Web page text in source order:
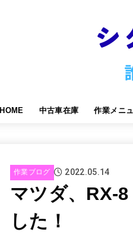
HOME 中古車在庫 作業メニ
作業ブログ 2022.05.14
マツダ、RX-
した！